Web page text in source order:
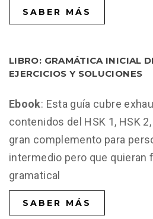
SABER MÁS
LIBRO: GRAMÁTICA INICIAL
EJERCICIOS Y SOLUCIONES
Ebook: Esta guía cubre
contenidos del HSK 1, HSK
gran complemento para
intermedio pero que quieran
gramatical
SABER MÁS